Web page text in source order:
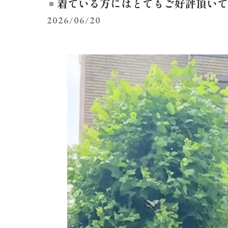
着ている方にはとてもご好評頂い
2026/06/20